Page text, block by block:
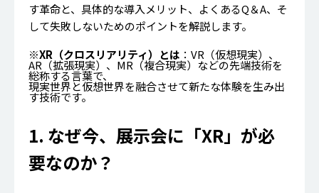
す革命と、具体的な導入メリット、よくあるQ＆A、そ
して失敗しないためのポイントを解説します。
※XR（クロスリアリティ）とは ：VR（仮想現実）、
AR（拡張現実）、MR（複合現実）などの先端技術を
総称する言葉で、
現実世界と仮想世界を融合させて新たな体験を生み出
す技術です。
1. なぜ今、展示会に「XR」が必
要なのか？